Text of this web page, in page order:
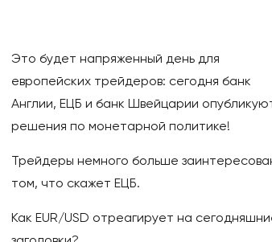
Это будет напряженный день для
европейских трейдеров: сегодня банк
Англии, ЕЦБ и банк Швейцарии
решения по монетарной политике!
Трейдеры немного больше
том, что скажет ЕЦБ.
Как EUR/USD отреагирует на